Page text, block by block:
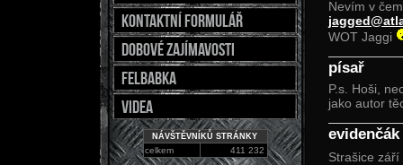
Nevím v
WOT Jaggi
písař
P.s. Hoši,
jako autor
evidenčák
Strašice
Kontaktní formulář
Dobové zajímavosti
Felbabka
Videa
NÁVŠTĚVNÍKŮ STRÁNKY
celkem 411 232